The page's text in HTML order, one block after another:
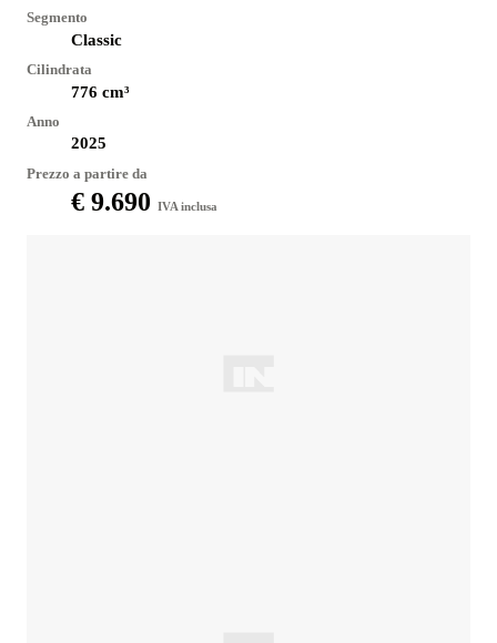
Segmento
Classic
Cilindrata
776 cm³
Anno
2025
Prezzo a partire da
€ 9.690 IVA inclusa